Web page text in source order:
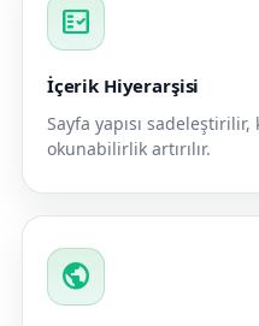
fact_check
İçerik Hiyerarşisi
Sayfa yapısı
okunabilirlik artırılır.
public